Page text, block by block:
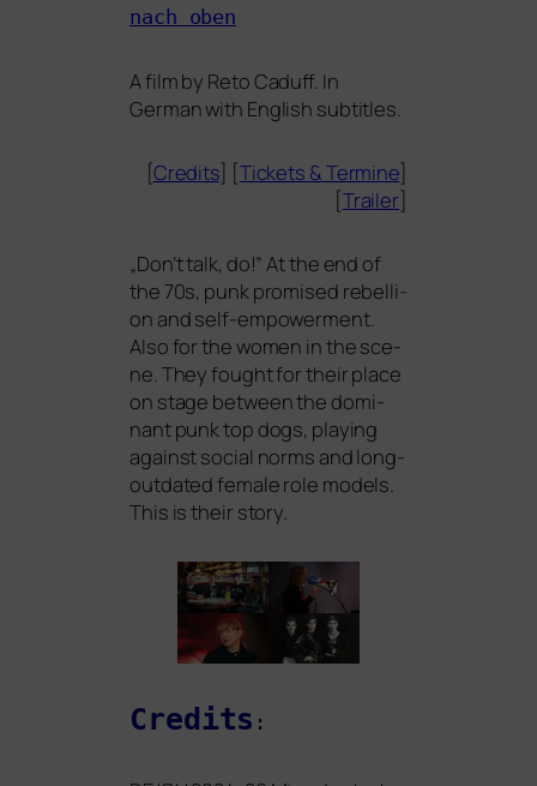
nach oben
A film by Reto Caduff. In
German with English subtitles.
[Credits] [Tickets &Termine]
[Trailer]
„Don’t talk, do!” At the end of
the 70s, punk pro­mi­sed rebel­li­
on and self-empower­ment.
Also for the women in the sce­
ne. They fought for their place
on stage bet­ween the domi­
nant punk top dogs, play­ing
against social norms and long-
out­da­ted fema­le role models.
This is their story.
Credits :